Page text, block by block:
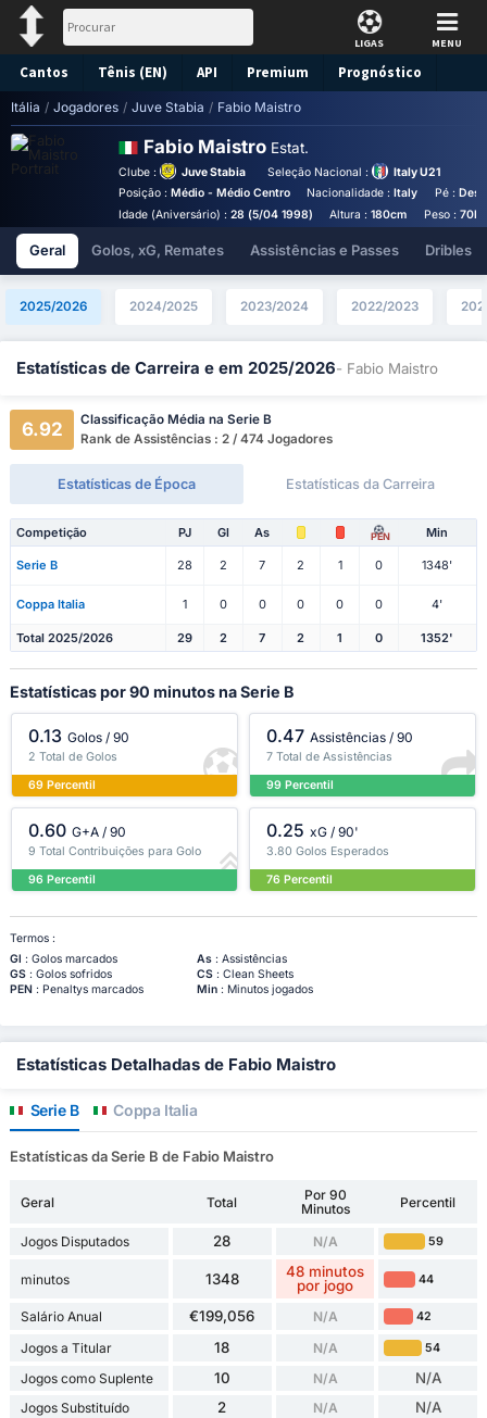
LIGAS MENU
Cantos Tênis (EN) API Premium Prognóstico
Itália / Jogadores / Juve Stabia / Fabio Maistro
Fabio Maistro Estat.
Clube : Juve Stabia Seleção Nacional :
Italy U21
Posição : Médio - Médio Centro Nacionalidade :Italy Pé :
Idade (Aniversário) : 28 (5/04 1998) Altura :180cm Peso : 70kg
Geral Golos, xG, Remates Assistências e Passes Dribles
2025/2026 2024/2025 2023/2024 2022/2023
Estatísticas de Carreira e em 2025/2026- Fabio Maistro
6.92
Classificação Média na Serie B
Rank de Assistências : 2 / 474 Jogadores
Estatísticas de Época Estatísticas da Carreira
Competição PJ Gl As PEN Min
Serie B 28 2 7 2 1 0 1348'
Coppa Italia 1 0 0 0 0 0 4'
Total 2025/2026 29 2 7 2 1 0 1352'
Estatísticas por 90 minutos na Serie B
0.13 Golos / 90
2 Total de Golos
69 Percentil
0.47 Assistências / 90
7 Total de Assistências
99 Percentil
0.60 G+A / 90
9 Total Contribuições para Golo
96 Percentil
0.25 xG / 90'
3.80 Golos Esperados
76 Percentil
Termos :
Gl : Golos marcados As: Assistências
GS: Golos sofridos CS: Clean Sheets
PEN: Penaltys marcados Min: Minutos jogados
Estatísticas Detalhadas de Fabio Maistro
Serie B Coppa Italia
Estatísticas da Serie B de Fabio Maistro
Geral Total
Por 90
Minutos
Percentil
Jogos Disputados 28 N/A 59
minutos 1348
48 minutos
por jogo
44
Salário Anual €199,056 N/A 42
Jogos a Titular 18 N/A 54
Jogos como Suplente 10 N/A N/A
Jogos Substituído 2 N/A N/A